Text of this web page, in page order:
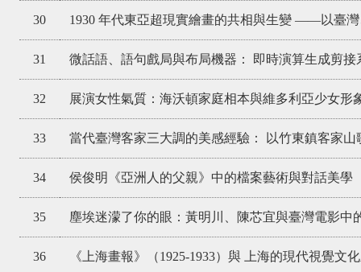
30 1930 年代東亞超現實繪畫的共相與生變 ——以臺
31 微話語、語句戲局與布局機器： 即時演算生成剪
32 展演女性氣質：海沃頓家庭相本與維多利亞少女形
33 當代臺灣客家三大調的美感經驗： 以竹東鎮客家
34 侯俊明《亞洲人的父親》中的檔案藝術與對話美學
35 塵埃迷濛了你的眼：黃明川、陳芯宜與臺灣電影中
36 《上海畫報》（1925-1933）與 上海的現代視覺文